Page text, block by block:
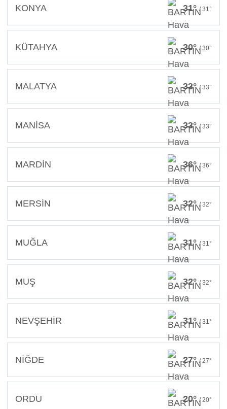
KONYA 31° / 31°
KÜTAHYA 30° / 30°
MALATYA 33° / 33°
MANİSA 33° / 33°
MARDİN 36° / 36°
MERSİN 32° / 32°
MUĞLA 31° / 31°
MUŞ 32° / 32°
NEVŞEHİR 31° / 31°
NİĞDE 27° / 27°
ORDU 20° / 20°